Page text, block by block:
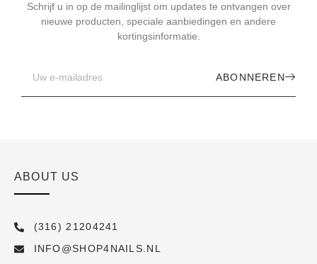
Schrijf u in op de mailinglijst om updates te ontvangen over
nieuwe producten, speciale aanbiedingen en andere
kortingsinformatie.
ABONNEREN
ABOUT US
(316) 21204241
INFO@SHOP4NAILS.NL